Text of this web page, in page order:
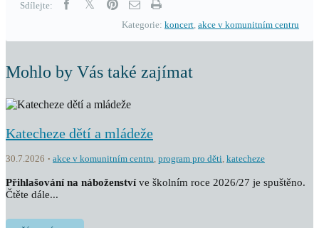
Sdílejte:
Kategorie: koncert, akce v komunitním centru
Mohlo by Vás také zajímat
Katecheze dětí a mládeže
30.7.2026 akce v komunitním centru, program pro děti, katecheze
Přihlašování na náboženstvíve školním roce 2026/27 je spuštěno.
Čtěte dále...